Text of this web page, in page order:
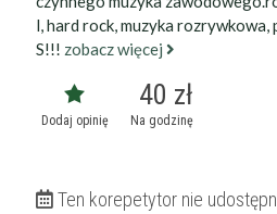
l, hard rock, muzyka rozrywkowa,
S!!! zobacz więcej
Dodaj opinię
40 zł
Na godzinę
Ten korepetytor nie